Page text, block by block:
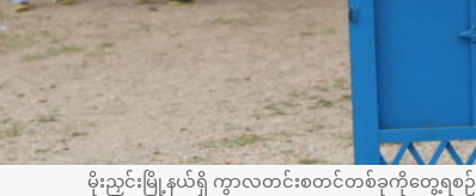
မိုးညှင်းမြို့နယ်ရှိ ကွာလတင်းစတင်တစ်ခုကိုတွေ့ရစဉ်